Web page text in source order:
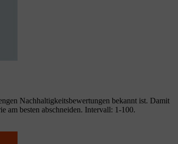
Nachhaltigkeitsbewertungen bekannt ist. Damit
am besten abschneiden. Intervall: 1-100.